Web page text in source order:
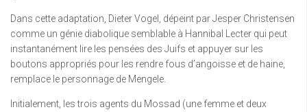
Dans cette adaptation, Dieter Vogel, dépeint par Jesper Christensen
comme un génie diabolique semblable à Hannibal Lecter qui peut
instantanément lire les pensées des Juifs et appuyer sur les
boutons appropriés pour les rendre fous d’angoisse et de haine,
remplace le personnage de Mengele.
Initialement, les trois agents du Mossad (une femme et deux